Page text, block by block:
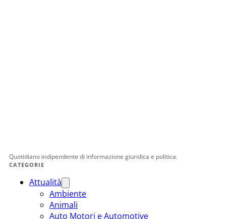
Quotidiano indipendente di informazione giuridica e politica.
CATEGORIE
Attualità
Ambiente
Animali
Auto Motori e Automotive